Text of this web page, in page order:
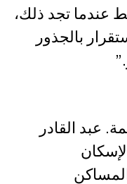
عندما تجد ذلك،
بالجذور
عبد القادر